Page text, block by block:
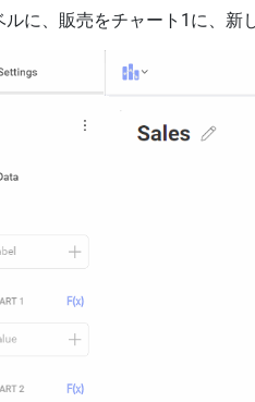
に、販売をチャート1に、新